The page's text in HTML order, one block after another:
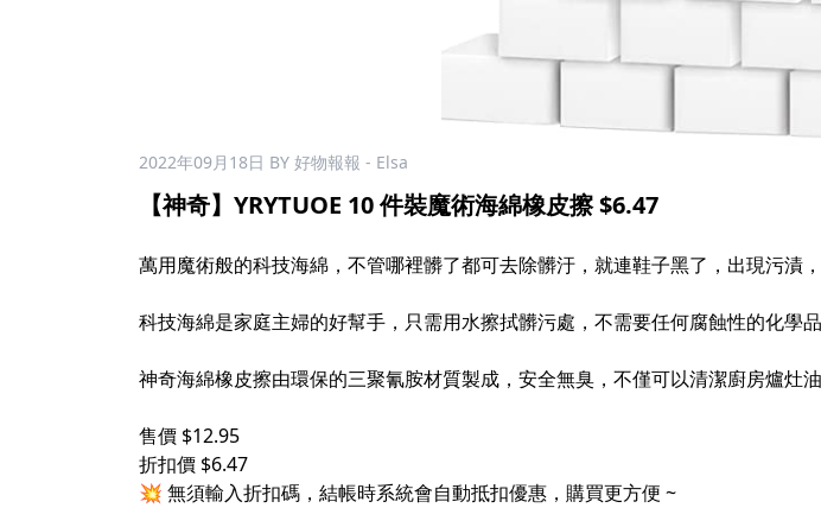
2022年09月18日 BY 好物報報 - Elsa
【神奇】YRYTUOE 10 件裝魔術海綿橡皮擦 $6.47
萬用魔術般的科技海綿，不管哪裡髒了都可去除髒汙，就連鞋子黑了，出現污漬
科技海綿是家庭主婦的好幫手，只需用水擦拭髒污處，不需要任何腐蝕性的化學
神奇海綿橡皮擦由環保的三聚氰胺材質製成，安全無臭，不僅可以清潔廚房爐灶
售價 $12.95
折扣價 $6.47
💥 無須輸入折扣碼，結帳時系統會自動抵扣優惠，購買更方便 ~